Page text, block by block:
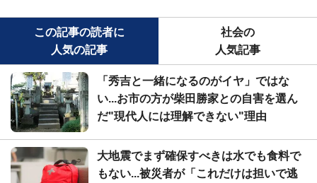
この記事の読者に
人気の記事
社会の
人気記事
「秀吉と一緒になるのがイヤ」ではな
い...お市の方が柴田勝家との自害を選ん
だ"現代人には理解できない"理由
大地震でまず確保すべきは水でも食料で
もない...被災者が「これだけは担いで逃